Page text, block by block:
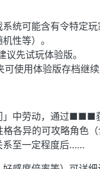
统可能含有令特定
性等）。
先试玩体验版。
使用体验版存档继续
」中劳动，通过■■■
各异的可攻略角色（
系至一定程度后……